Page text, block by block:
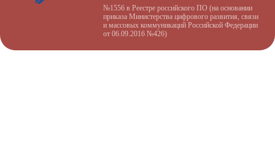
№1556 в Реестре российского ПО (на основании
приказа Министерства цифрового развития, связи
и массовых коммуникаций Российской Федерации
от 06.09.2016 №426)